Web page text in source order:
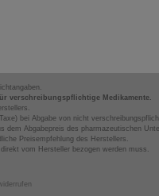
verschreibungspflichtige Medikamente.
bei Abgabe von nicht
Abgabepreis des pharmazeutischen
Preisempfehlung des Herstellers.
vom Hersteller bezogen werden muss.